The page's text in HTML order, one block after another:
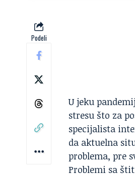
Podeli
U jeku
stresu što za
specijalista
da aktuelna
problema, pre
Problemi sa